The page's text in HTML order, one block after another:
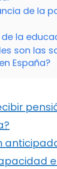
de la
de la
son las
España?